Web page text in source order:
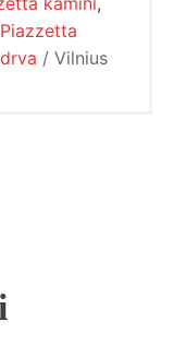
/ Vilnius